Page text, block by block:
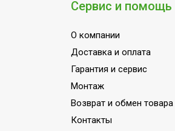
Индикация
Авторестарт при
Память
Подмес воздуха
Функция
Сервис и помощь
О компании
Доставка и оплата
Гарантия и сервис
Монтаж
Возврат и обмен товара
Контакты